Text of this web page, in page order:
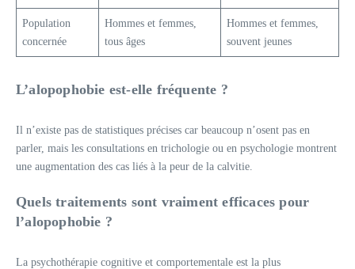
Population
concernée
Hommes et femmes,
tous âges
Hommes et femmes,
souvent jeunes
L’alopophobie est-elle fréquente ?
Il n’existe pas de statistiques précises car beaucoup n’osent pas en
parler, mais les consultations en trichologie ou en psychologie montrent
une augmentation des cas liés à la peur de la calvitie.
Quels traitements sont vraiment efficaces pour
l’alopophobie ?
La psychothérapie cognitive et comportementale est la plus